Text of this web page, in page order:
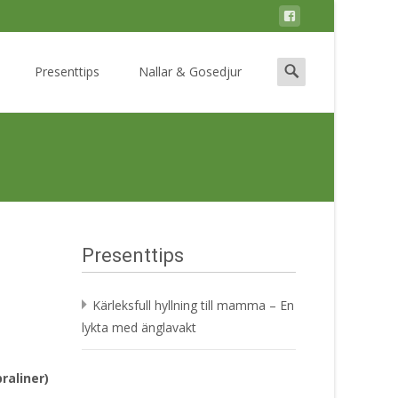
Presenttips Nallar & Gosedjur
Search
for:
Presenttips
Kärleksfull hyllning till mamma – En
lykta med änglavakt